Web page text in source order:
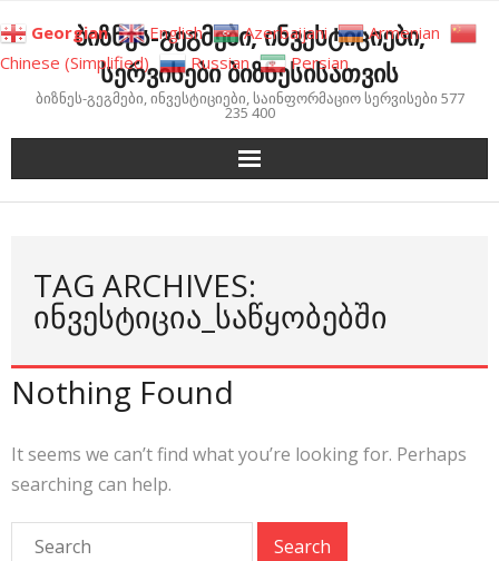
to
content
ბიზნეს-გეგმები, ინვესტიციები,
სერვისები ბიზნესისათვის
ბიზნეს-გეგმები, ინვესტიციები, საინფორმაციო სერვისები 577
235 400
TAG ARCHIVES:
ᲘᲜᲕᲔᲡᲢᲘᲪᲘᲐ_ᲡᲐᲬᲧᲝᲑᲔᲑᲨᲘ
Nothing Found
It seems we can’t find what you’re looking for. Perhaps
searching can help.
Georgian English Azerbaijani
Armenian
Chinese (Simplified)
Russian Persian